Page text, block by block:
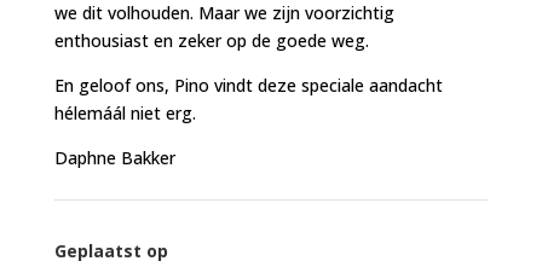
we dit volhouden. Maar we zijn voorzichtig
enthousiast en zeker op de goede weg.
En geloof ons, Pino vindt deze speciale aandacht
hélemáál niet erg.
Daphne Bakker
Geplaatst op